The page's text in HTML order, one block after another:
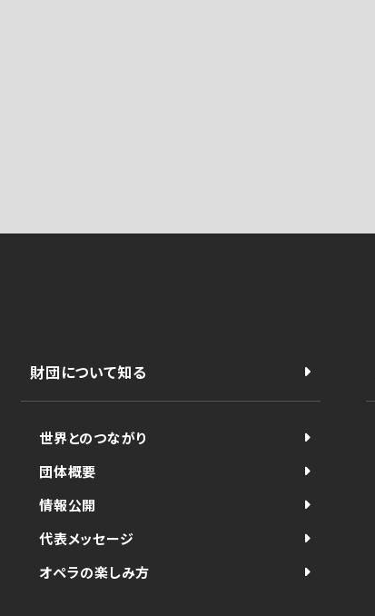
財団について知る
世界とのつながり
団体概要
情報公開
代表メッセージ
オペラの楽しみ方